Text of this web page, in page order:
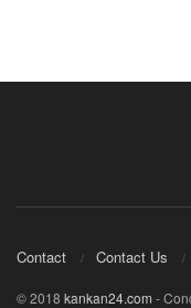
Contact Contact Us
© 2018 kankan24.com -